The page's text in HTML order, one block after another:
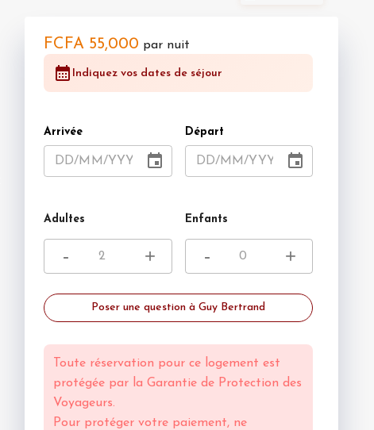
FCFA 55,000 par nuit
Indiquez vos dates de séjour
Arrivée
DD/MM/YYYY
Départ
DD/MM/YYYY
Adultes
- +
Enfants
- +
Poser une question à Guy Bertrand
Toute réservation pour ce logement est
protégée par la Garantie de Protection des
Voyageurs.
Pour protéger votre paiement, ne